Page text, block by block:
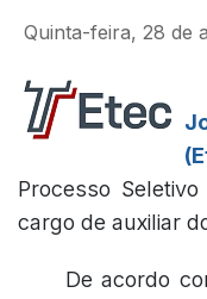
Quinta-feira, 28 de
Processo
cargo de auxiliar
De acordo